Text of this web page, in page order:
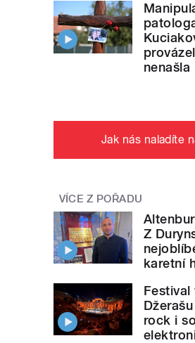
nenašla
Jak nás naladíte
VÍCE Z POŘADU
Z
karetní
Festival
rock i